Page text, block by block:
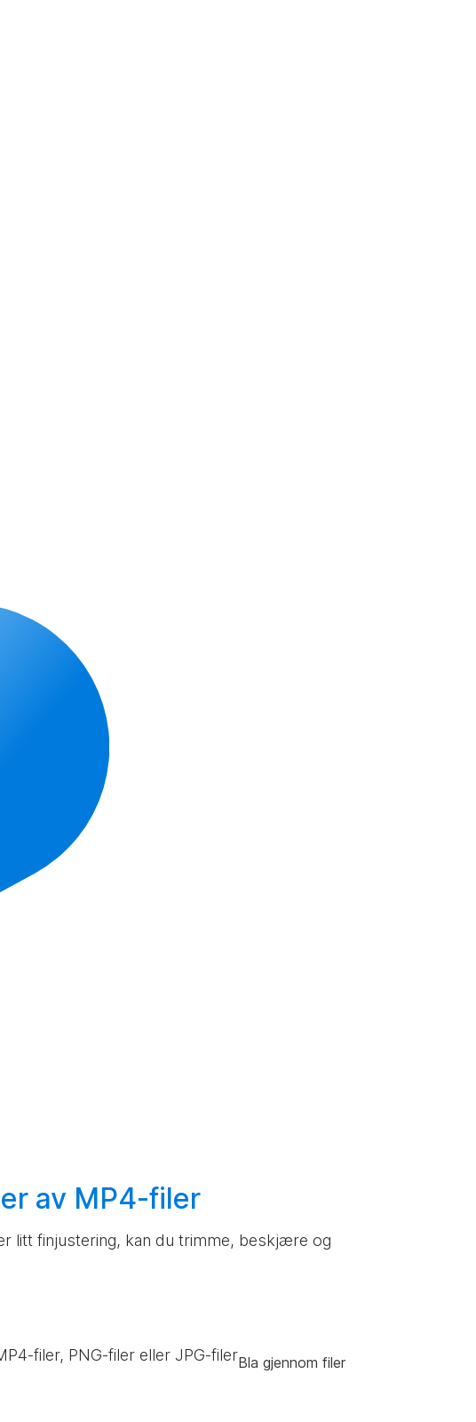
av MP4-filer
litt finjustering, kan du trimme, beskjære og
filer, PNG-filer eller JPG-filerBla gjennom filer